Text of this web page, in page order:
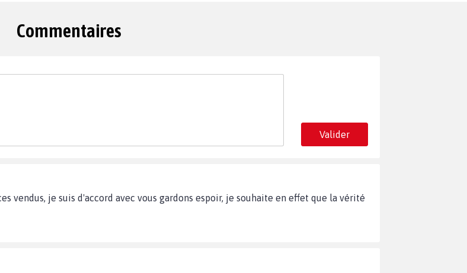
Commentaires
Valider
vendus, je suis d'accord avec vous gardons espoir, je souhaite en effet que la vérité